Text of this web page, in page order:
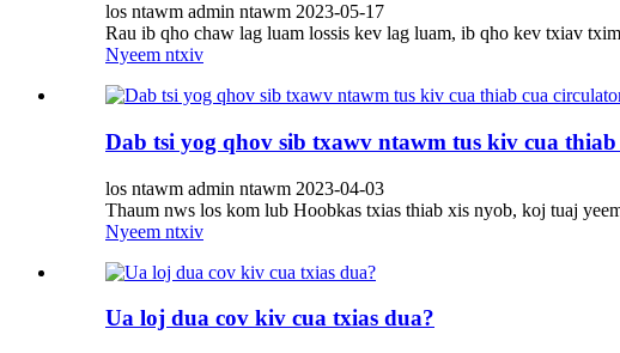
los ntawm admin ntawm 2023-05-17
Rau ib qho chaw lag luam lossis kev lag luam, ib qho kev txiav
Nyeem ntxiv
Dab tsi yog qhov sib txawv ntawm tus kiv cua
los ntawm admin ntawm 2023-04-03
Thaum nws los kom lub Hoobkas txias thiab xis nyob, koj tuaj
Nyeem ntxiv
Ua loj dua cov kiv cua txias dua?